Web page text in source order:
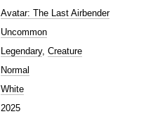
Avatar: The Last Airbender
Uncommon
Legendary, Creature
Normal
White
2025